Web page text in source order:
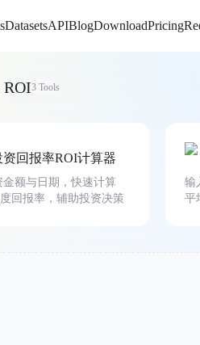
DatasetsAPIBlogDownloadPricing
ROI3 Tools
资回报率ROI计算器
金额与日期，快速计算
回报率，辅助投资决策
输
平